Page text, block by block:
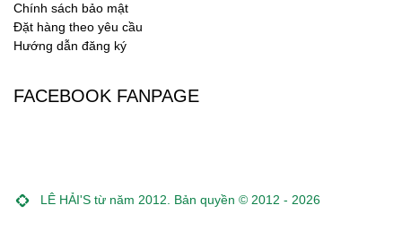
Chính sách bảo mật
Đặt hàng theo yêu cầu
Hướng dẫn đăng ký
FACEBOOK FANPAGE
LÊ HẢI'S từ năm 2012. Bản quyền © 2012 - 2026